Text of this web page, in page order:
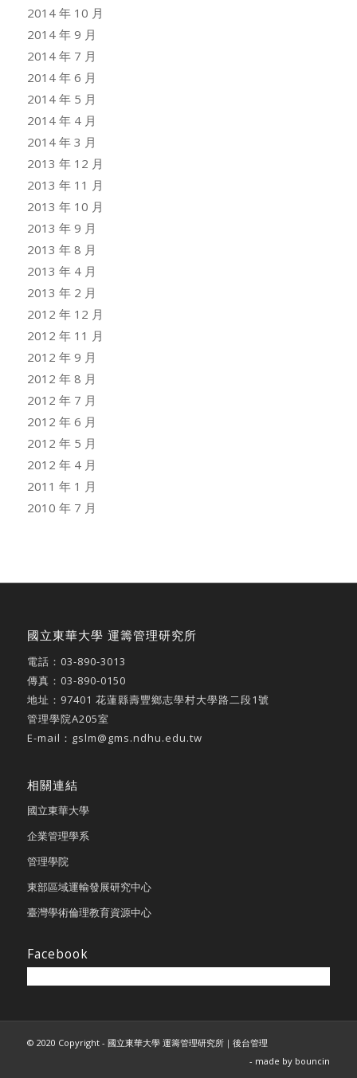
2014 年 10 月
2014 年 9 月
2014 年 7 月
2014 年 6 月
2014 年 5 月
2014 年 4 月
2014 年 3 月
2013 年 12 月
2013 年 11 月
2013 年 10 月
2013 年 9 月
2013 年 8 月
2013 年 4 月
2013 年 2 月
2012 年 12 月
2012 年 11 月
2012 年 9 月
2012 年 8 月
2012 年 7 月
2012 年 6 月
2012 年 5 月
2012 年 4 月
2011 年 1 月
2010 年 7 月
國立東華大學 運籌管理研究所
電話： 03-890-3013
傳真：03-890-0150
地址： 97401 花蓮縣壽豐鄉志學村大學路二段1號
管理學院A205室
E-mail： gslm@gms.ndhu.edu.tw
相關連結
國立東華大學
企業管理學系
管理學院
東部區域運輸發展研究中心
臺灣學術倫理教育資源中心
Facebook
© 2020 Copyright - 國立東華大學 運籌管理研究所｜ 後台管理
- made by bouncin